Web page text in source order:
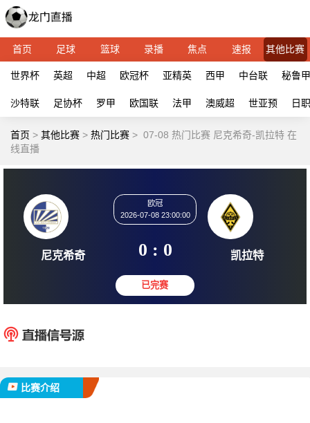
首页 足球 篮球 录播 焦点 速报 其他比赛
世界杯 英超 中超 欧冠杯 亚精英 西甲 中台联 秘鲁甲
沙特联 足协杯 罗甲 欧国联 法甲 澳威超 世亚预 日
首页 > 其他比赛 > 热门比赛 > 07-08 热门比赛 尼克希奇-凯拉特 在
线直播
2026-07-08 23:00:00
0 : 0
比赛介绍